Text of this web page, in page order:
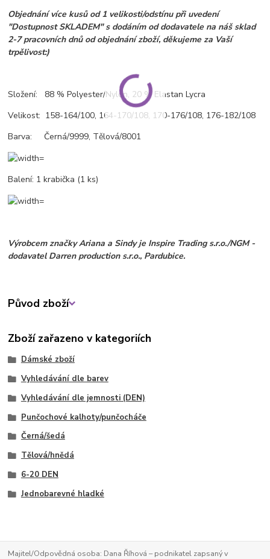
Objednání více kusů od 1 velikosti/odstínu při uvedení
"Dostupnost SKLADEM" s dodáním od dodavatele na náš sklad
2-7 pracovních dnů od objednání zboží, děkujeme za Vaší
trpělivost:)
Složení: 88 % Polyester/Nylon, 20 % Elastan Lycra
Velikost: 158-164/100, 164-170/108, 170-176/108, 176-182/108
Barva: Černá/9999, Tělová/8001
Balení: 1 krabička (1 ks)
Výrobcem značky Ariana a Sindy je Inspire Trading s.r.o./NGM -
dodavatel Darren production s.r.o., Pardubice.
Původ zboží
Zboží zařazeno v kategoriích
Dámské zboží
Vyhledávání dle barev
Vyhledávání dle jemnosti (DEN)
Punčochové kalhoty/punčocháče
Černá/šedá
Tělová/hnědá
6-20 DEN
Jednobarevné hladké
Majitel/Odpovědná osoba: Dana Říhová – podnikatel zapsaný v